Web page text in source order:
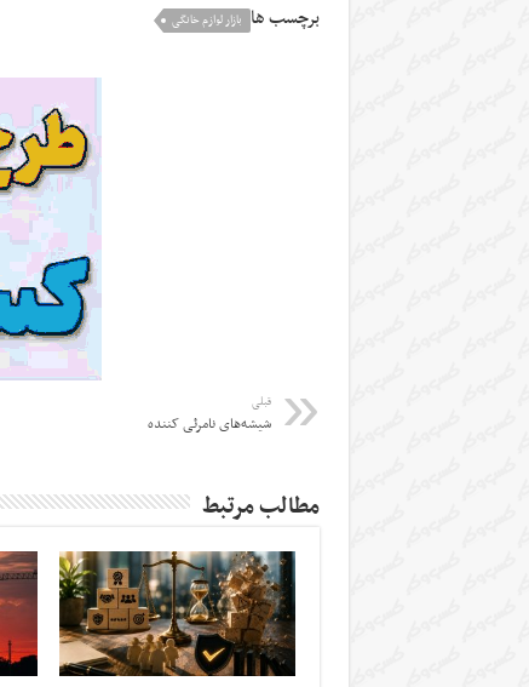
برچسب ها بازار لوازم خانگی
قبلی
شیشه‌های نامرئی کننده
مطالب مرتبط